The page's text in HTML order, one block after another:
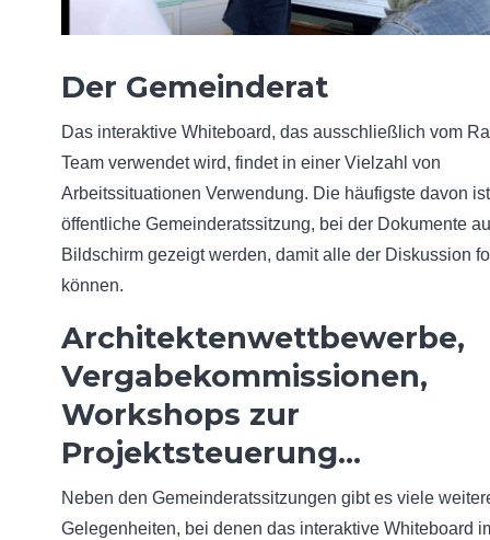
Der Gemeinderat
Das interaktive Whiteboard, das ausschließlich vom
Team verwendet wird, findet in einer Vielzahl von
Arbeitssituationen Verwendung. Die häufigste davon
öffentliche Gemeinderatssitzung, bei der Dokumente
Bildschirm gezeigt werden, damit alle der Diskussion
können.
Architektenwettbewerbe,
Vergabekommissionen,
Workshops zur
Projektsteuerung…
Neben den Gemeinderatssitzungen gibt es viele
Gelegenheiten, bei denen das interaktive Whiteboard